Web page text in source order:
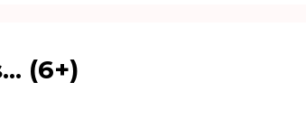
(6+)